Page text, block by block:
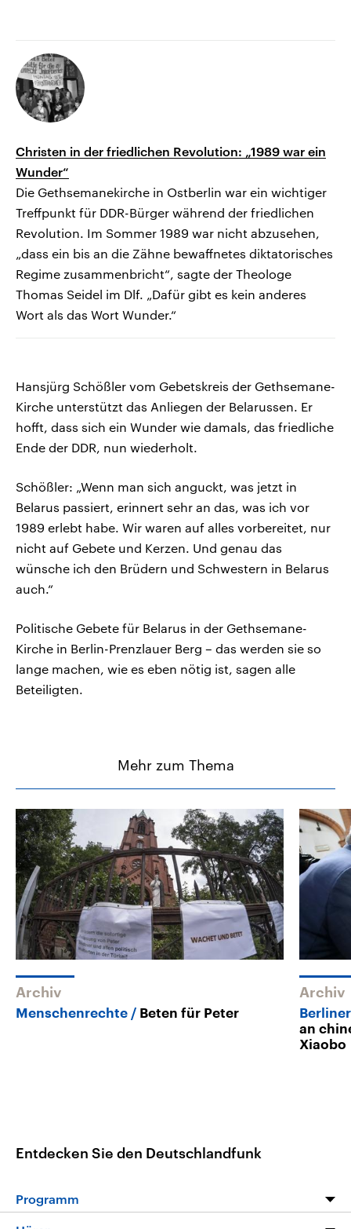
Christen in der friedlichen Revolution: „1989 war ein
Wunder“
Die Gethsemanekirche in Ostberlin war ein wichtiger
Treffpunkt für DDR-Bürger während der friedlichen
Revolution. Im Sommer 1989 war nicht abzusehen,
„dass ein bis an die Zähne bewaffnetes diktatorisches
Regime zusammenbricht“, sagte der Theologe
Thomas Seidel im Dlf. „Dafür gibt es kein anderes
Wort als das Wort Wunder.“
Hansjürg Schößler vom Gebetskreis der Gethsemane-
Kirche unterstützt das Anliegen der Belarussen. Er
hofft, dass sich ein Wunder wie damals, das friedliche
Ende der DDR, nun wiederholt.
Schößler: „Wenn man sich anguckt, was jetzt in
Belarus passiert, erinnert sehr an das, was ich vor
1989 erlebt habe. Wir waren auf alles vorbereitet, nur
nicht auf Gebete und Kerzen. Und genau das
wünsche ich den Brüdern und Schwestern in Belarus
auch.“
Politische Gebete für Belarus in der Gethsemane-
Kirche in Berlin-Prenzlauer Berg – das werden sie so
lange machen, wie es eben nötig ist, sagen alle
Beteiligten.
Mehr zum Thema
Archiv
Menschenrechte Beten für Peter
Archiv
an
Xiaobo
Entdecken Sie den Deutschlandfunk
Programm